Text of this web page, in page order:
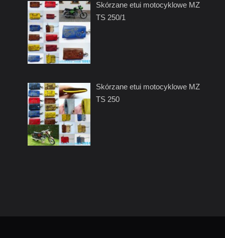
Skórzane etui motocyklowe MZ
TS 250/1
Skórzane etui motocyklowe MZ
TS 250